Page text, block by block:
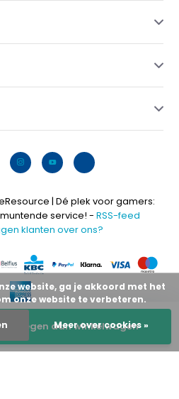
aan winkelwagen
| Dé plek voor gamers:
service! - RSS-feed
klanten over ons?
website, ga je akkoord met het
onze website te verbeteren.
Meer over cookies »